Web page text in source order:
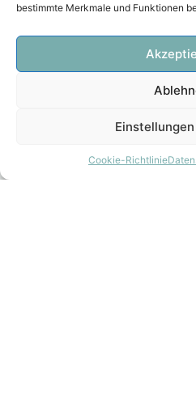
bestimmte Merkmale und Funktionen
Cookie-Richtlinie